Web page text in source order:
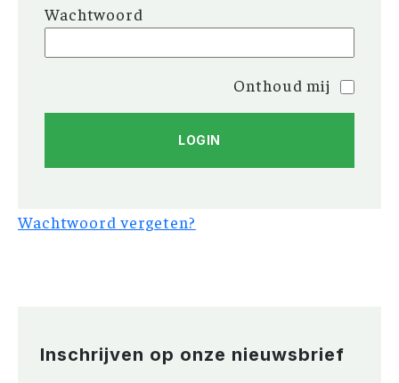
Wachtwoord
Onthoud mij
Wachtwoord vergeten?
Inschrijven op onze nieuwsbrief